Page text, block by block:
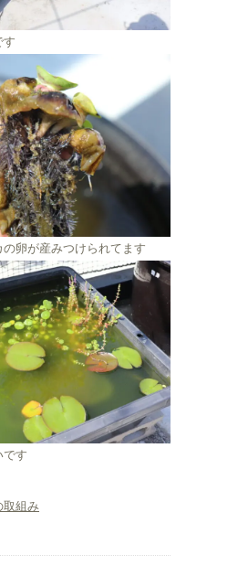
す
卵が産みつけられてます
です
取組み